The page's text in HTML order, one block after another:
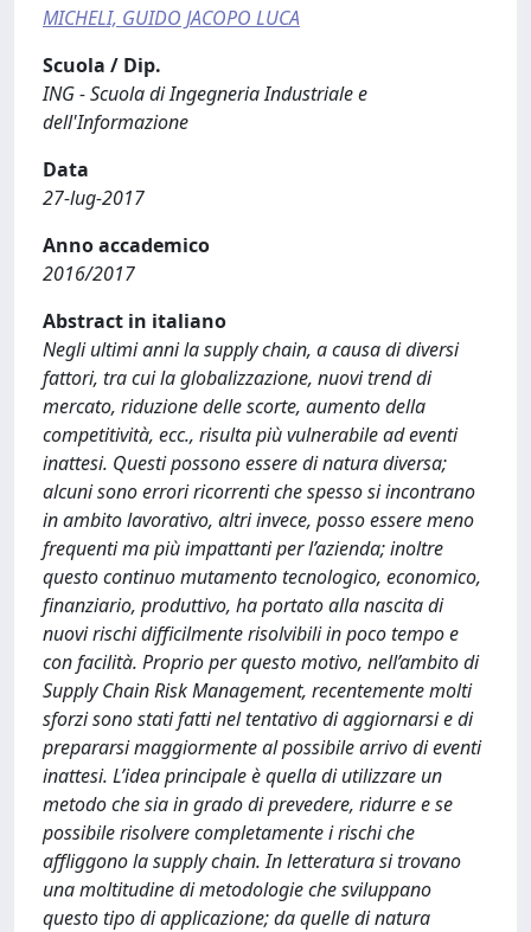
MICHELI, GUIDO JACOPO LUCA
Scuola / Dip.
ING - Scuola di Ingegneria Industriale e
dell'Informazione
Data
27-lug-2017
Anno accademico
2016/2017
Abstract in italiano
Negli ultimi anni la supply chain, a causa di diversi
fattori, tra cui la globalizzazione, nuovi trend di
mercato, riduzione delle scorte, aumento della
competitività, ecc., risulta più vulnerabile ad eventi
inattesi. Questi possono essere di natura diversa;
alcuni sono errori ricorrenti che spesso si incontrano
in ambito lavorativo, altri invece, posso essere meno
frequenti ma più impattanti per l’azienda; inoltre
questo continuo mutamento tecnologico, economico,
finanziario, produttivo, ha portato alla nascita di
nuovi rischi difficilmente risolvibili in poco tempo e
con facilità. Proprio per questo motivo, nell’ambito di
Supply Chain Risk Management, recentemente molti
sforzi sono stati fatti nel tentativo di aggiornarsi e di
prepararsi maggiormente al possibile arrivo di eventi
inattesi. L’idea principale è quella di utilizzare un
metodo che sia in grado di prevedere, ridurre e se
possibile risolvere completamente i rischi che
affliggono la supply chain. In letteratura si trovano
una moltitudine di metodologie che sviluppano
questo tipo di applicazione; da quelle di natura